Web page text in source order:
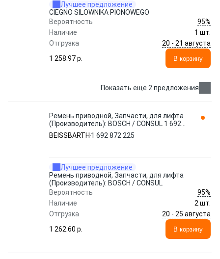
Лучшее предложение
CIEGNO SILOWNIKA PIONOWEGO
Вероятность
95%
Наличие
1 шт.
Отгрузка
20 - 21 августа
1 258.97 p.
В корзину
Показать еще 2 предложения
Ремень приводной, Запчасти, для лифта
(Производитель): BOSCH / CONSUL 1 692
872 225 BEISSBARTH
BEISSBARTH 1 692 872 225
Лучшее предложение
Ремень приводной, Запчасти, для лифта
(Производитель): BOSCH / CONSUL
Вероятность
95%
Наличие
2 шт.
Отгрузка
20 - 25 августа
1 262.60 p.
В корзину